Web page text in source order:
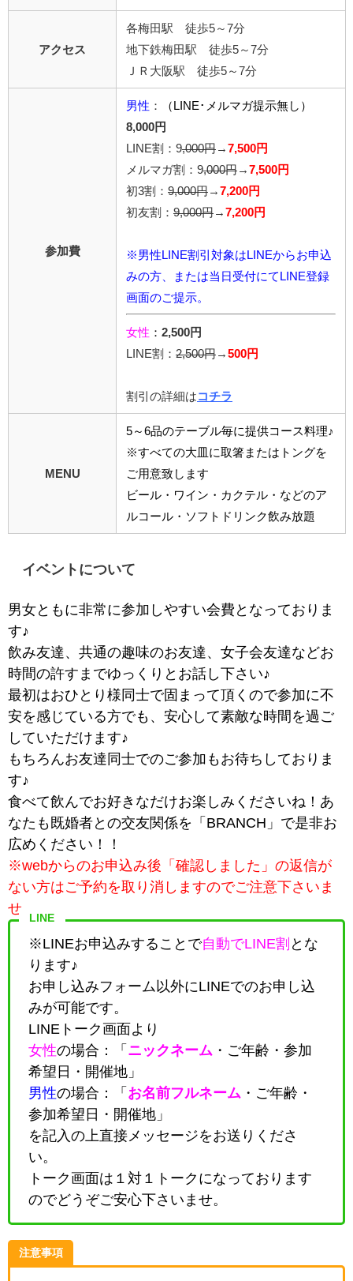
アクセス
各梅田駅 徒歩5～7分
地下鉄梅田駅 徒歩5～7分
ＪＲ大阪駅 徒歩5～7分
参加費
男性 ：
（LINE･メルマガ提示無し）
8,000円
LINE割：9,000円 → 7,500円
メルマガ割：9,000円 → 7,500円
初3割： 9,000円 → 7,200円
初友割： 9,000円 → 7,200円
※男性LINE割引対象はLINEからお申込
みの方、または当日受付にてLINE登録
画面のご提示。
女性 ： 2,500円
LINE割： 2,500円 → 500円
割引の詳細は コチラ
MENU
5～6品のテーブル毎に提供コース料理♪
※すべての大皿に取箸またはトングを
ご用意致します
ビール・ワイン・カクテル・などのア
ルコール・ソフトドリンク飲み放題
イベントについて
男女ともに非常に参加しやすい会費となっておりま
す♪
飲み友達、共通の趣味のお友達、女子会友達などお
時間の許すまでゆっくりとお話し下さい♪
最初はおひとり様同士で固まって頂くので参加に不
安を感じている方でも、安心して素敵な時間を過ご
していただけます♪
もちろんお友達同士でのご参加もお待ちしておりま
す♪
食べて飲んでお好きなだけお楽しみくださいね！あ
なたも既婚者との交友関係を「BRANCH」で是非お
広めください！！
※webからのお申込み後「確認しました」の返信が
ない方はご予約を取り消しますのでご注意下さいま
せ。
LINE
※LINEお申込みすることで自動でLINE割 とな
ります♪
お申し込みフォーム以外にLINEでのお申し込
みが可能です。
LINEトーク画面より
女性の場合：「 ニックネーム ・
ご年齢・参加
希望日・開催地」
男性の場合：「 お名前フルネーム ・
ご年齢・
参加希望日・開催地」
を記入の上直接メッセージをお送りくださ
い。
トーク画面は１対１トークになっております
のでどうぞご安心下さいませ。
注意事項